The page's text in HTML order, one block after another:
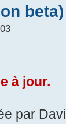
beta)
à jour.
par